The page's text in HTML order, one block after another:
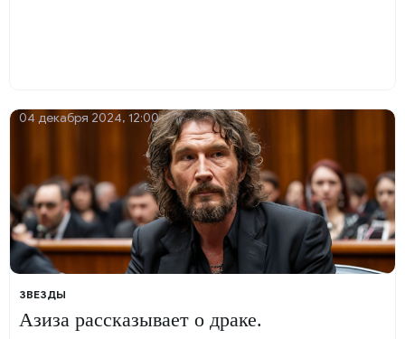
ЗВЕЗДЫ
Азиза рассказывает о драке.
04 декабря 2024, 12:00